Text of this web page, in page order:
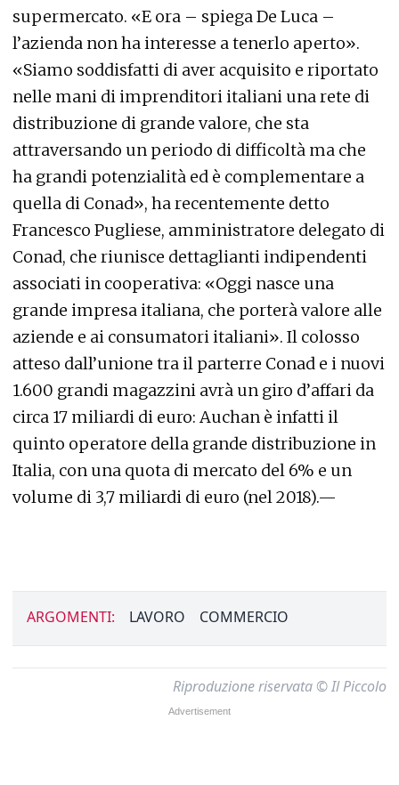
supermercato. «E ora – spiega De Luca –
l’azienda non ha interesse a tenerlo aperto».
«Siamo soddisfatti di aver acquisito e riportato
nelle mani di imprenditori italiani una rete di
distribuzione di grande valore, che sta
attraversando un periodo di difficoltà ma che
ha grandi potenzialità ed è complementare a
quella di Conad», ha recentemente detto
Francesco Pugliese, amministratore delegato di
Conad, che riunisce dettaglianti indipendenti
associati in cooperativa: «Oggi nasce una
grande impresa italiana, che porterà valore alle
aziende e ai consumatori italiani». Il colosso
atteso dall’unione tra il parterre Conad e i nuovi
1.600 grandi magazzini avrà un giro d’affari da
circa 17 miliardi di euro: Auchan è infatti il
quinto operatore della grande distribuzione in
Italia, con una quota di mercato del 6% e un
volume di 3,7 miliardi di euro (nel 2018).—
ARGOMENTI: LAVORO COMMERCIO
Riproduzione riservata © Il Piccolo